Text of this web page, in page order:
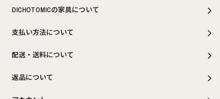
DICHOTOMICの家具について
支払い方法について
配送・送料について
返品について